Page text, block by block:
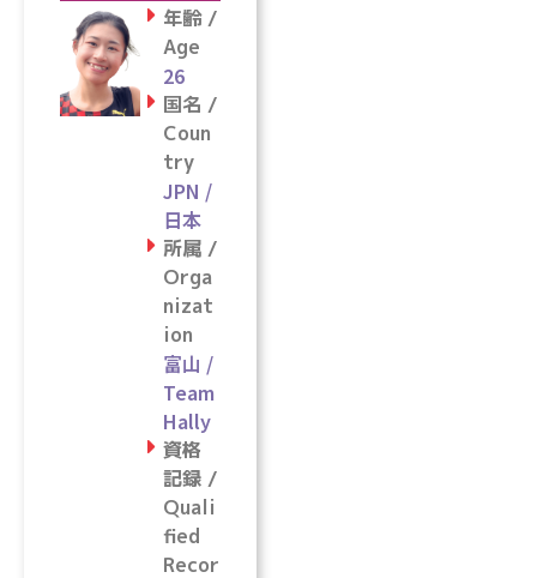
年齢 /
Age
26
国名 /
Coun
try
JPN /
日本
所属 /
Orga
nizat
ion
富山 /
Team
Hally
資格
記録 /
Quali
fied
Recor